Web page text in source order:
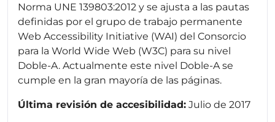
Norma UNE 139803:2012 y se ajusta a las pautas
definidas por el grupo de trabajo permanente
Web Accessibility Initiative (WAI) del Consorcio
para la World Wide Web (W3C) para su nivel
Doble-A. Actualmente este nivel Doble-A se
cumple en la gran mayoría de las páginas.
Última revisión de accesibilidad: Julio de 2017